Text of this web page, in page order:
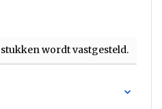
wordt vastgesteld.